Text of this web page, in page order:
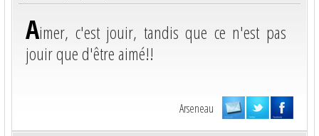
Aimer, c'est jouir, tandis que ce n'est pas
jouir que d'être aimé!!
Arseneau